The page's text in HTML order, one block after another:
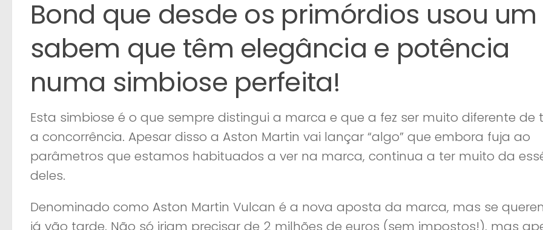
Bond que desde os primórdios usou um
sabem que têm elegância e potência
numa simbiose perfeita!
Esta simbiose é o que sempre distingui a marca e que a fez ser muito diferente de
a concorrência. Apesar disso a Aston Martin vai lançar “algo” que embora fuja ao
parâmetros que estamos habituados a ver na marca, continua a ter muito da
deles.
Denominado como Aston Martin Vulcan é a nova aposta da marca, mas se
já vão tarde. Não só iriam precisar de 2 milhões de euros (sem impostos!), mas